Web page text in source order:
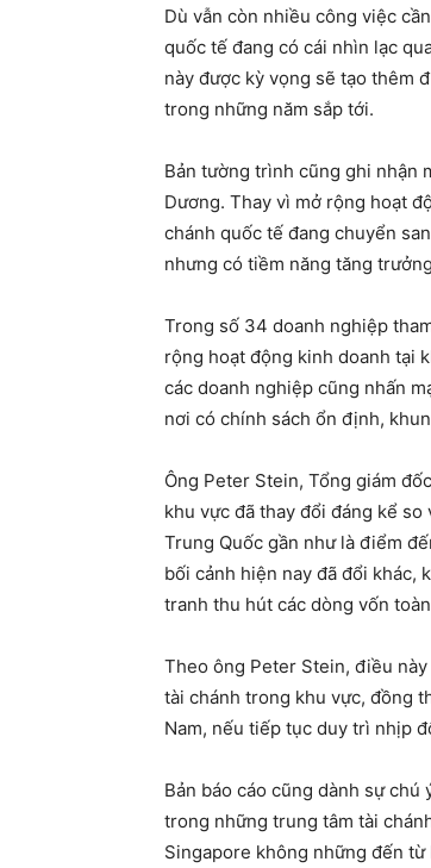
Dù vẫn còn nhiều công việc
quốc tế đang có cái nhìn lạc
này được kỳ vọng sẽ tạo thêm
trong những năm sắp tới.
Bản tường trình cũng ghi nhận
Dương. Thay vì mở rộng hoạt
chánh quốc tế đang chuyển
nhưng có tiềm năng tăng
Trong số 34 doanh nghiệp
rộng hoạt động kinh doanh tại
các doanh nghiệp cũng nhấn
nơi có chính sách ổn định,
Ông Peter Stein, Tổng giám
khu vực đã thay đổi đáng kể
Trung Quốc gần như là điểm
bối cảnh hiện nay đã đổi khác,
tranh thu hút các dòng vốn
Theo ông Peter Stein, điều
tài chánh trong khu vực, đồng
Nam, nếu tiếp tục duy trì nhịp
Bản báo cáo cũng dành sự
trong những trung tâm tài
Singapore không những đến